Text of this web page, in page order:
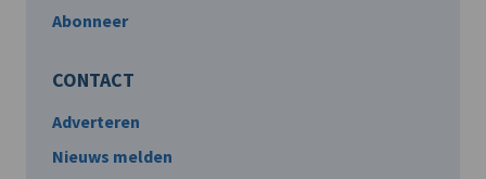
Abonneer
CONTACT
Adverteren
Nieuws melden